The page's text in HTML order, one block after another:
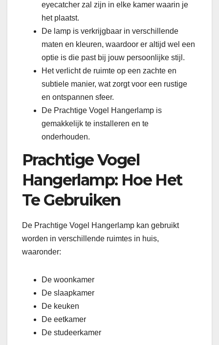
eyecatcher zal zijn in elke kamer waarin je
het plaatst.
De lamp is verkrijgbaar in verschillende
maten en kleuren, waardoor er altijd wel een
optie is die past bij jouw persoonlijke stijl.
Het verlicht de ruimte op een zachte en
subtiele manier, wat zorgt voor een rustige
en ontspannen sfeer.
De Prachtige Vogel Hangerlamp is
gemakkelijk te installeren en te
onderhouden.
Prachtige Vogel
Hangerlamp: Hoe Het
Te Gebruiken
De Prachtige Vogel Hangerlamp kan gebruikt
worden in verschillende ruimtes in huis,
waaronder:
De woonkamer
De slaapkamer
De keuken
De eetkamer
De studeerkamer